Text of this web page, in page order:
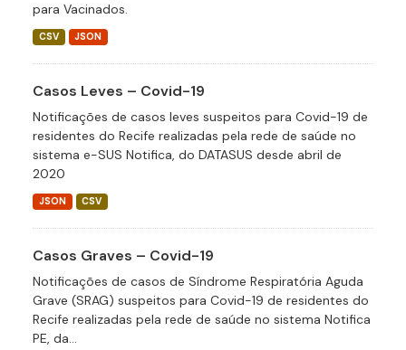
para Vacinados.
CSV JSON
Casos Leves – Covid-19
Notificações de casos leves suspeitos para Covid-19 de
residentes do Recife realizadas pela rede de saúde no
sistema e-SUS Notifica, do DATASUS desde abril de
2020
JSON CSV
Casos Graves – Covid-19
Notificações de casos de Síndrome Respiratória Aguda
Grave (SRAG) suspeitos para Covid-19 de residentes do
Recife realizadas pela rede de saúde no sistema Notifica
PE, da...